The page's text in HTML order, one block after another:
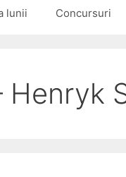
lunii Concursuri
Henryk